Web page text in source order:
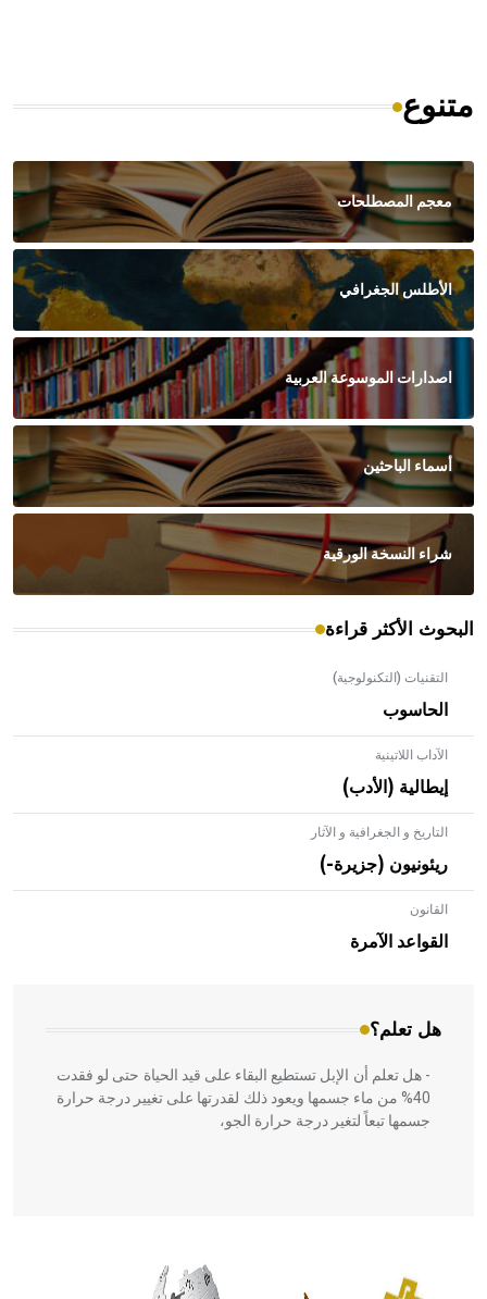
متنوع
معجم المصطلحات
الأطلس الجغرافي
اصدارات الموسوعة العربية
أسماء الباحثين
شراء النسخة الورقية
البحوث الأكثر قراءة
التقنيات (التكنولوجية)
الحاسوب
الآداب اللاتينية
إيطالية (الأدب)
التاريخ و الجغرافية و الآثار
ريئونيون (جزيرة-)
القانون
القواعد الآمرة
هل تعلم؟
- هل تعلم أن الأبلق نوع من الفنون الهندسية التي ارتبطت
بالعمارة الإسلامية في بلاد الشام ومصر خاصة، حيث يحرص
المعمار على بناء مداميكه وخاصة في الواجهات
- هل تعلم أن الإبل تستطيع البقاء على قيد الحياة حتى لو فقدت
40% من ماء جسمها ويعود ذلك لقدرتها على تغيير درجة حرارة
جسمها تبعاً لتغير درجة حرارة الجو،
الحكم، الأدلة، تنظيم التغذية، ورسالته في جروح الرأس. ويعود
له الفضل بأنه حرر الطب من الدين والفلسفة.